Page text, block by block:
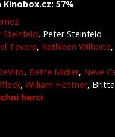
57%
Steinfeld, Peter Steinfeld
Tavera, Kathleen Wilhoite,
, Bette Midler, Neve
, William Fichtner,
herci